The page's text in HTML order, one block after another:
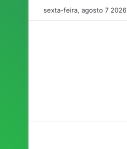
sexta-feira, agosto 7 2026